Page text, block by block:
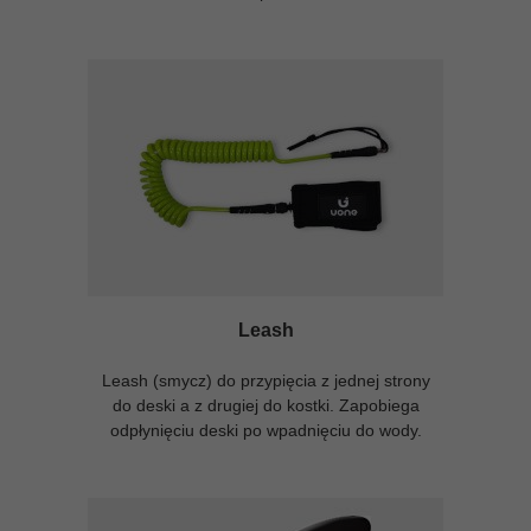
Leash
Leash (smycz) do przypięcia z jednej strony
do deski a z drugiej do kostki. Zapobiega
odpłynięciu deski po wpadnięciu do wody.